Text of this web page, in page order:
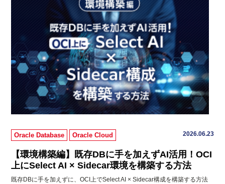
Oracle Database Oracle Cloud 2026.06.23
【環境構築編】既存DBに手を加えずAI活用！OCI
上にSelect AI × Sidecar環境を構築する方法
既存DBに手を加えずに、OCI上でSelect AI × Sidecar構成を構築する方法